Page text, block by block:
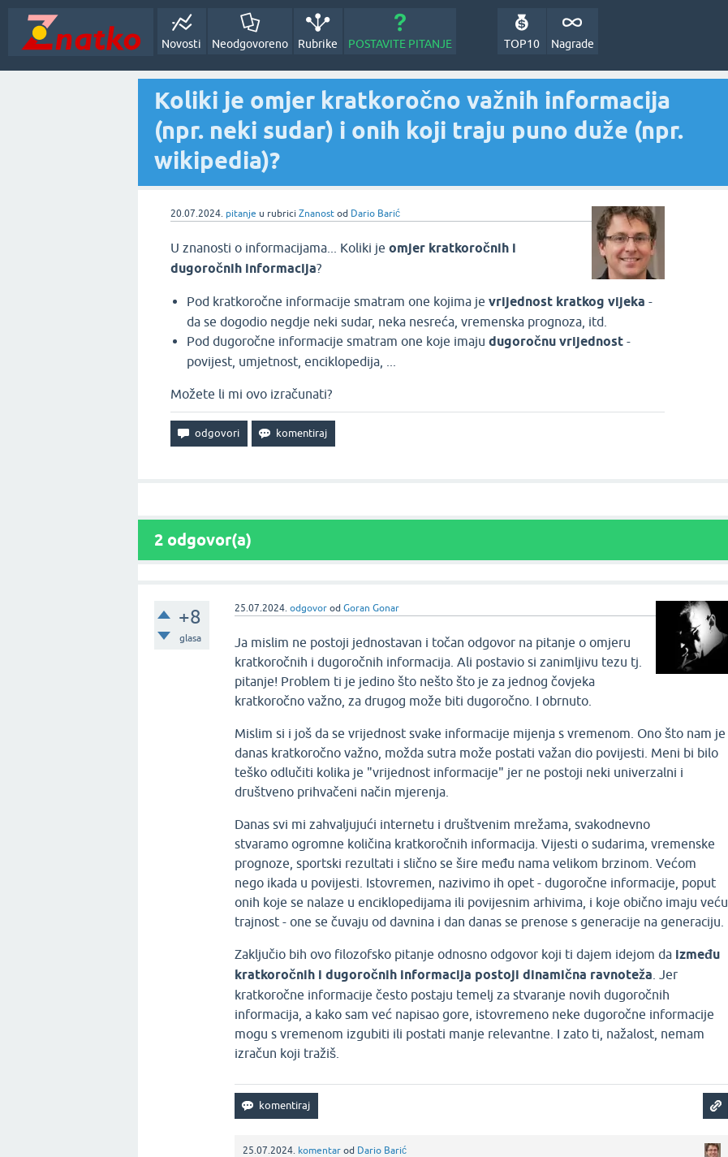
Novosti Neodgovoreno Rubrike POSTAVITE PITANJE Nagrade
TOP10
Koliki je omjer kratkoročno važnih informacija
(npr. neki sudar) i onih koji traju puno duže (npr.
wikipedia)?
20.07.2024. pitanje u rubrici Znanost od Dario Barić
U znanosti o informacijama... Koliki je omjer kratkoročnih i
dugoročnih informacija?
Pod kratkoročne informacije smatram one kojima je vrijednost kratkog vijeka -
da se dogodio negdje neki sudar, neka nesreća, vremenska prognoza, itd.
Pod dugoročne informacije smatram one koje imaju dugoročnu vrijednost -
povijest, umjetnost, enciklopedija, ...
Možete li mi ovo izračunati?
2 odgovor(a)
+8
glasa
25.07.2024. odgovor odGoran Gonar
Ja mislim ne postoji jednostavan i točan odgovor na pitanje o omjeru
kratkoročnih i dugoročnih informacija. Ali postavio si zanimljivu tezu tj.
pitanje! Problem ti je jedino što nešto što je za jednog čovjeka
kratkoročno važno, za drugog može biti dugoročno. I obrnuto.
Mislim si i još da se vrijednost svake informacije mijenja s vremenom. Ono što nam je
danas kratkoročno važno, možda sutra može postati važan dio povijesti. Meni bi bilo
teško odlučiti kolika je "vrijednost informacije" jer ne postoji neki univerzalni i
društveno prihvačeni način mjerenja.
Danas svi mi zahvaljujući internetu i društvenim mrežama, svakodnevno
stvaramo ogromne količina kratkoročnih informacija. Vijesti o sudarima, vremenske
prognoze, sportski rezultati i slično se šire među nama velikom brzinom. Većom
nego ikada u povijesti. Istovremen, nazivimo ih opet - dugoročne informacije, poput
onih koje se nalaze u enciklopedijama ili povijesnim arhivima, i koje obično imaju veću
trajnost - one se čuvaju od davnina i dan danas se prenose s generacije na generaciju.
Zaključio bih ovo filozofsko pitanje odnosno odgovor koji ti dajem idejom da između
kratkoročnih i dugoročnih informacija postoji dinamična ravnoteža . Jer
kratkoročne informacije često postaju temelj za stvaranje novih dugoročnih
informacija, a kako sam već napisao gore, istovremeno neke dugoročne informacije
mogu s vremenom izgubiti ili postati manje relevantne. I zato ti, nažalost, nemam
izračun koji tražiš.
25.07.2024. komentar od Dario Barić